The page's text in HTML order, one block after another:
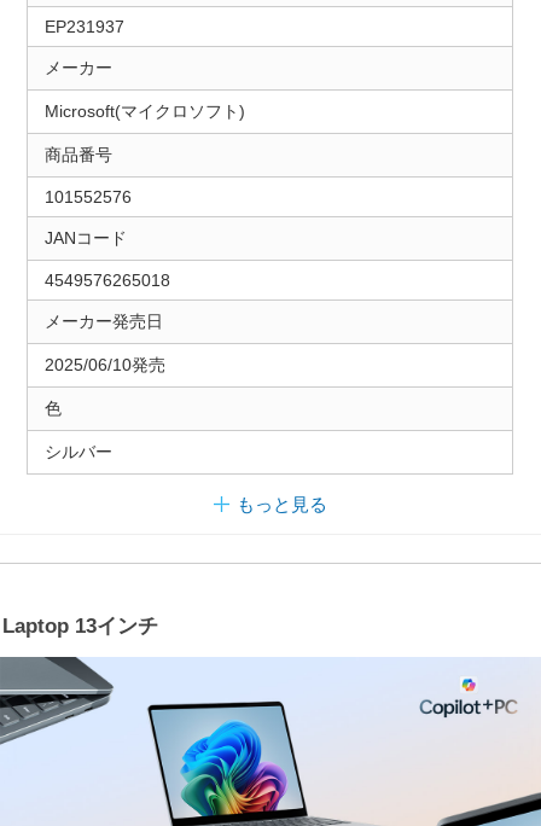
EP231937
メーカー
Microsoft(マイクロソフト)
商品番号
101552576
JANコード
4549576265018
メーカー発売日
2025/06/10発売
色
シルバー
もっと見る
Laptop 13インチ